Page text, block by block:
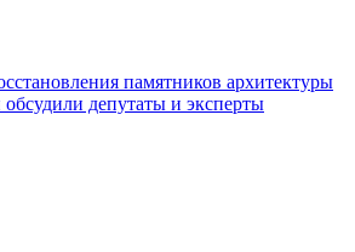
памятников архитектуры
обсудили депутаты и эксперты